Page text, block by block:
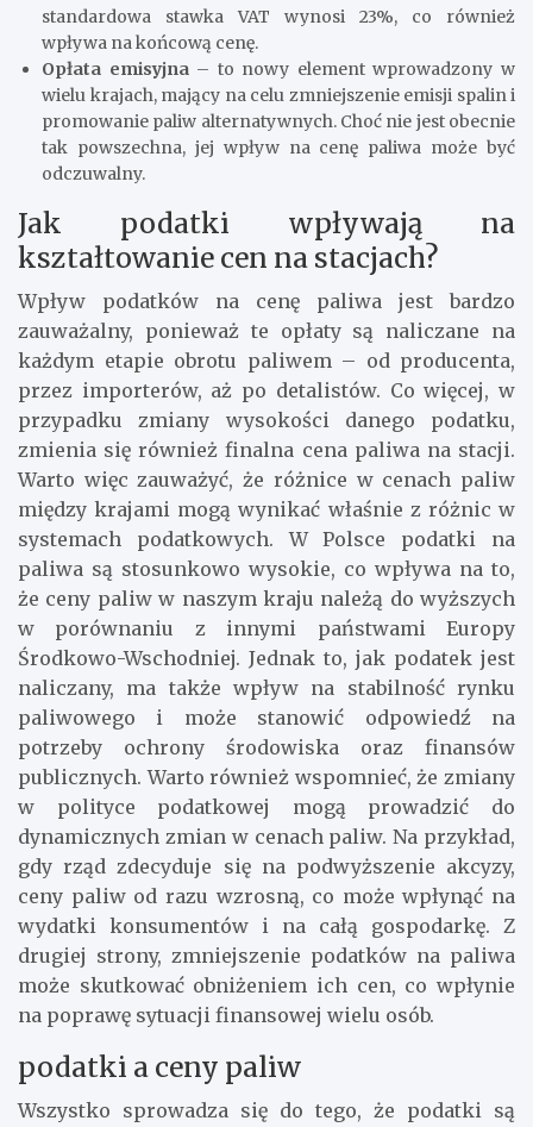
standardowa stawka VAT wynosi 23%, co również
wpływa na końcową cenę.
Opłata emisyjna– to nowy element wprowadzony w
wielu krajach, mający na celu zmniejszenie emisji spalin i
promowanie paliw alternatywnych. Choć nie jest obecnie
tak powszechna, jej wpływ na cenę paliwa może być
odczuwalny.
Jak podatki wpływają na
kształtowanie cen na stacjach?
Wpływ podatków na cenę paliwa jest bardzo
zauważalny, ponieważ te opłaty są naliczane na
każdym etapie obrotu paliwem – od producenta,
przez importerów, aż po detalistów. Co więcej, w
przypadku zmiany wysokości danego podatku,
zmienia się również finalna cena paliwa na stacji.
Warto więc zauważyć, że różnice w cenach paliw
między krajami mogą wynikać właśnie z różnic w
systemach podatkowych. W Polsce podatki na
paliwa są stosunkowo wysokie, co wpływa na to,
że ceny paliw w naszym kraju należą do wyższych
w porównaniu z innymi państwami Europy
Środkowo-Wschodniej. Jednak to, jak podatek jest
naliczany, ma także wpływ na stabilność rynku
paliwowego i może stanowić odpowiedź na
potrzeby ochrony środowiska oraz finansów
publicznych. Warto również wspomnieć, że zmiany
w polityce podatkowej mogą prowadzić do
dynamicznych zmian w cenach paliw. Na przykład,
gdy rząd zdecyduje się na podwyższenie akcyzy,
ceny paliw od razu wzrosną, co może wpłynąć na
wydatki konsumentów i na całą gospodarkę. Z
drugiej strony, zmniejszenie podatków na paliwa
może skutkować obniżeniem ich cen, co wpłynie
na poprawę sytuacji finansowej wielu osób.
podatki a ceny paliw
Wszystko sprowadza się do tego, że podatki są